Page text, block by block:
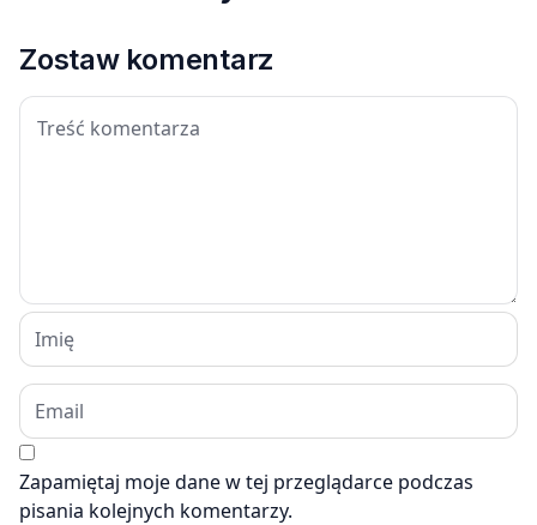
Zostaw komentarz
Zapamiętaj moje dane w tej przeglądarce podczas
pisania kolejnych komentarzy.